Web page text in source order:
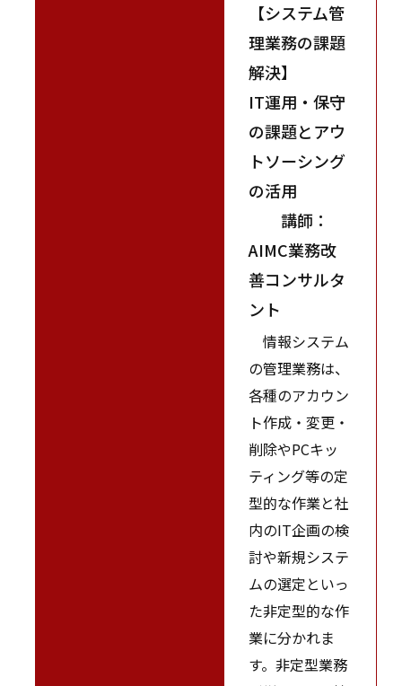
【システム管
理業務の課題
解決】
IT運用・保守
の課題とアウ
トソーシング
の活用
講師：
AIMC業務改
善コンサルタ
ント
情報システム
の管理業務は、
各種のアカウン
ト作成・変更・
削除やPCキッ
ティング等の定
型的な作業と社
内のIT企画の検
討や新規システ
ムの選定といっ
た非定型的な作
業に分かれま
す。非定型業務